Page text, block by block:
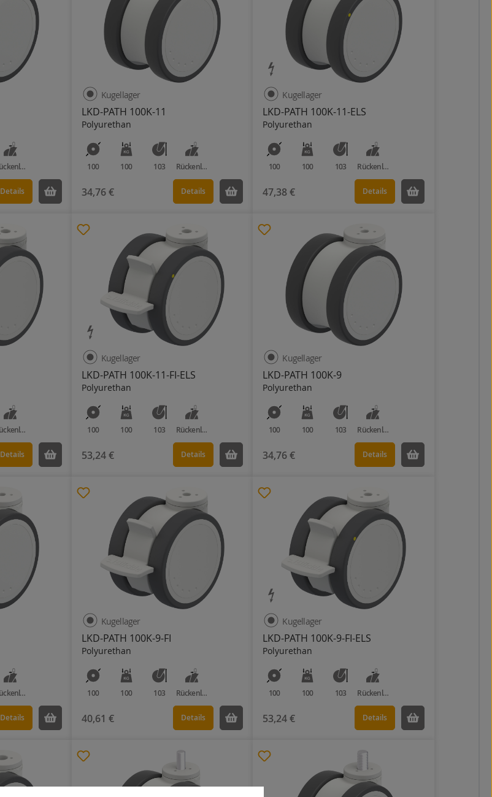
Rückenloch
Details
LKD-PATH 100K-11
Polyurethan
Kugellager
100 100 103 Rückenloch
34,76 € Details
LKD-PATH 100K-11-ELS
Polyurethan
Kugellager
100 100 103 Rückenloch
47,38 € Details
Rückenloch
Details
LKD-PATH 100K-11-FI-ELS
Polyurethan
Kugellager
100 100 103 Rückenloch
53,24 € Details
LKD-PATH 100K-9
Polyurethan
Kugellager
100 100 103 Rückenloch
34,76 € Details
Rückenloch
Details
LKD-PATH 100K-9-FI
Polyurethan
Kugellager
100 100 103 Rückenloch
40,61 € Details
LKD-PATH 100K-9-FI-ELS
Polyurethan
Kugellager
100 100 103 Rückenloch
53,24 € Details